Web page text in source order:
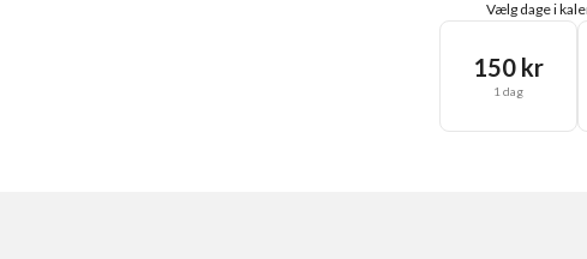
Vælg dage i
150 kr
1 dag